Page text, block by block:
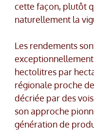
cette façon, plutôt
naturellement la
Les rendements
hectolitres par
régionale proche
décriée par des
son approche
génération de